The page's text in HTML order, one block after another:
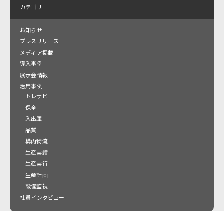
カテゴリー
お知らせ
プレスリリース
メディア掲載
導入事例
展示会情報
活用事例
トレサビ
保全
入出庫
品質
構内物流
生産実績
生産実行
生産計画
設備監視
社員インタビュー